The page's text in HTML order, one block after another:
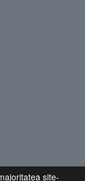
site-